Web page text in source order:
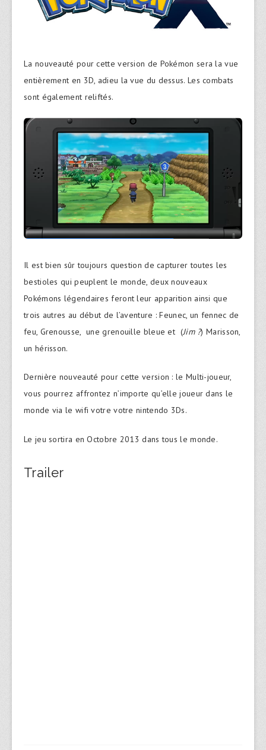
La nouveauté pour cette version de Pokémon sera la vue
entièrement en 3D, adieu la vue du dessus. Les combats
sont également reliftés.
Il est bien sûr toujours question de capturer toutes les
bestioles qui peuplent le monde, deux nouveaux
Pokémons légendaires feront leur apparition ainsi que
trois autres au début de l’aventure : Feunec, un fennec de
feu, Grenousse, une grenouille bleue et (Jim ?) Marisson,
un hérisson.
Dernière nouveauté pour cette version : le Multi-joueur,
vous pourrez affrontez n’importe qu’elle joueur dans le
monde via le wifi votre votre nintendo 3Ds.
Le jeu sortira en Octobre 2013 dans tous le monde.
Trailer